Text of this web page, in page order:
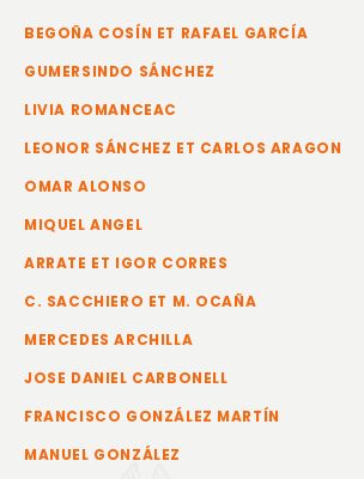
BEGOÑA COSÍN ET RAFAEL GARCÍA
GUMERSINDO SÁNCHEZ
LIVIA ROMANCEAC
LEONOR SÁNCHEZ ET CARLOS ARAGON
OMAR ALONSO
MIQUEL ANGEL
ARRATE ET IGOR CORRES
C. SACCHIERO ET M. OCAÑA
MERCEDES ARCHILLA
JOSE DANIEL CARBONELL
FRANCISCO GONZÁLEZ MARTÍN
MANUEL GONZÁLEZ